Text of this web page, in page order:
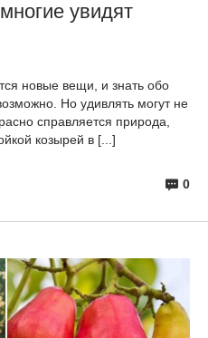
увидят
новые вещи, и знать обо
Но удивлять могут не
справляется природа,
козырей в [...]
0